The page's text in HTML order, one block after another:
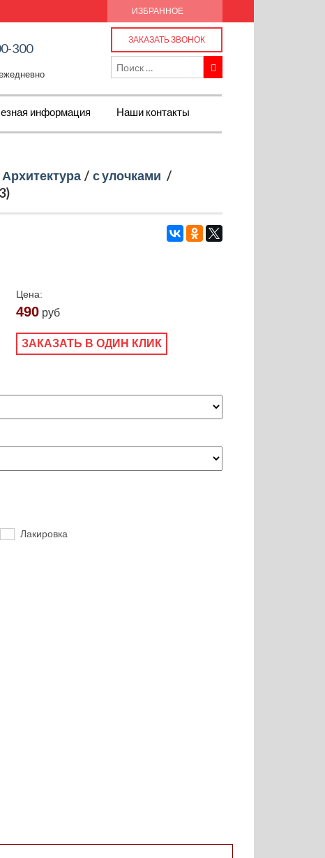
ИЗБРАННОЕ
300
ЗАКАЗАТЬ ЗВОНОК
информация Наши контакты
Архитектура / с улочками /
Цена:
490 руб
ЗАКАЗАТЬ В ОДИН КЛИК
Лакировка